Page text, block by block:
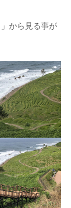
」から見る事が